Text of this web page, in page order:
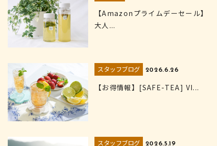
【Amazonプライムデーセール】
大人...
スタッフブログ 2026.6.26
【お得情報】[SAFE-TEA] VI...
スタッフブログ 2026.5.19